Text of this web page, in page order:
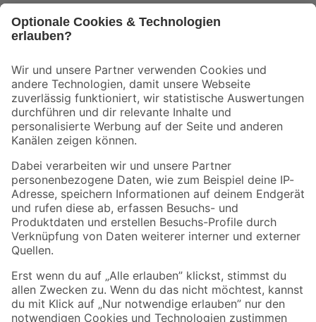
Der toom Newsletter: Keine Angebote und Aktionen mehr verpassen!
Zur Newsletter Anmeldung
Folge uns
Zahlungsarten Versandarten
Sicher einkaufen
Jetzt die toom-App herunterladen